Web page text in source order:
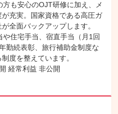
も安心のOJT研修に加え、メ
充実。国家資格である高圧ガ
全面バックアップします。
住宅手当、宿直手当（月1回
勤続表彰、旅行補助金制度な
度を整えています。
経常利益 非公開